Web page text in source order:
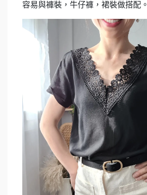
容易與褲裝，牛仔褲，裙裝做搭配。